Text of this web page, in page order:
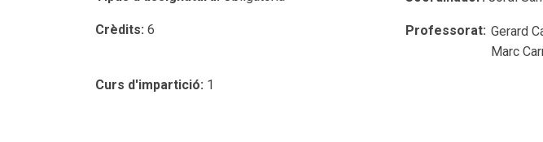
Crèdits: 6 Professorat: Gerard
Marc
Curs d'impartició: 1